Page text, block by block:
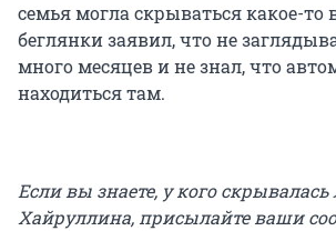
семья могла скрываться какое-то
беглянки заявил, что не
много месяцев и не знал, что
находиться там.
Если вы знаете, у кого скрывалась
Хайруллина, присылайте ваши